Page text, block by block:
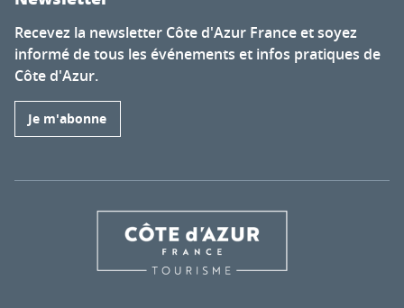
Recevez la newsletter Côte d'Azur France et soyez
informé de tous les événements et infos pratiques de
Côte d'Azur.
Je m'abonne